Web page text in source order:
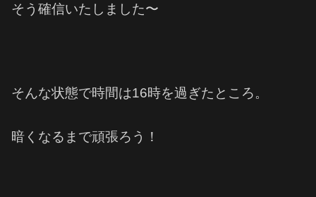
そう確信いたしました〜
そんな状態で時間は16時を過ぎたところ。
暗くなるまで頑張ろう！